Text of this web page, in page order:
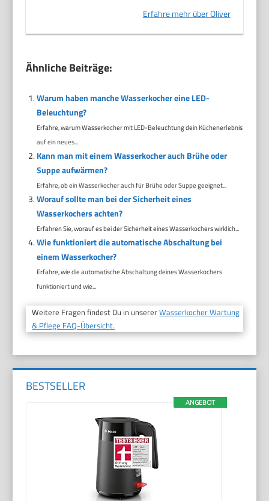
Erfahre mehr über Oliver
Ähnliche Beiträge:
Warum haben manche Wasserkocher eine LED-
Beleuchtung?
Erfahre, warum Wasserkocher mit LED-Beleuchtung dein Küchenerlebnis
auf ein neues...
Kann man mit einem Wasserkocher auch Brühe oder
Suppe aufwärmen?
Erfahre, ob ein Wasserkocher auch für Brühe oder Suppe geeignet...
Worauf sollte man bei der Sicherheit eines
Wasserkochers achten?
Erfahren Sie, worauf es bei der Sicherheit eines Wasserkochers wirklich...
Wie funktioniert die automatische Abschaltung bei
einem Wasserkocher?
Erfahre, wie die automatische Abschaltung deines Wasserkochers
funktioniert und wie...
Weitere Fragen findest Du in unsererWasserkocher Wartung
& Pflege FAQ-Übersicht.
BESTSELLER
ANGEBOT